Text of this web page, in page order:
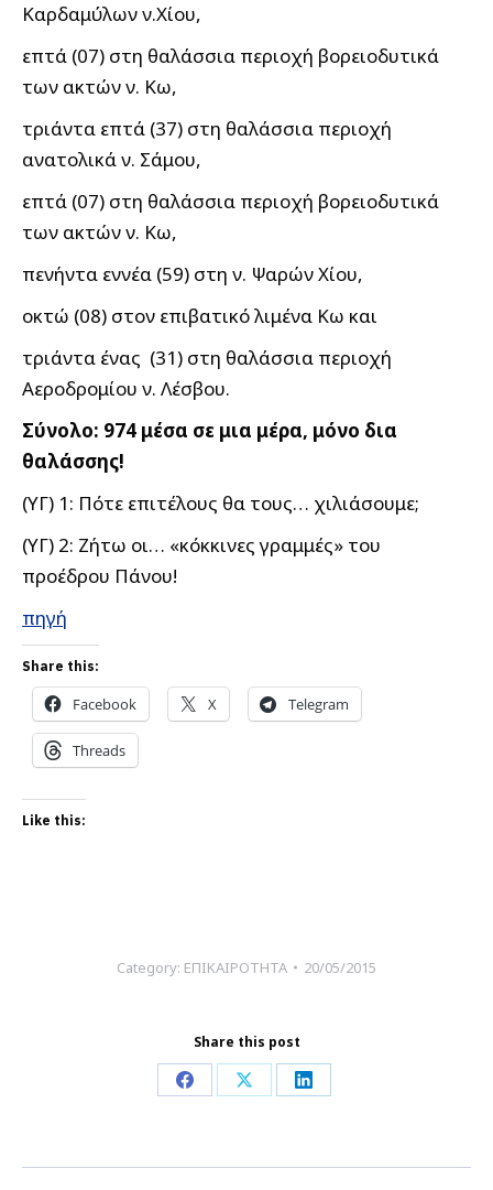
Καρδαμύλων ν.Χίου,
επτά (07) στη θαλάσσια περιοχή βορειοδυτικά
των ακτών ν. Κω,
τριάντα επτά (37) στη θαλάσσια περιοχή
ανατολικά ν. Σάμου,
επτά (07) στη θαλάσσια περιοχή βορειοδυτικά
των ακτών ν. Κω,
πενήντα εννέα (59) στη ν. Ψαρών Χίου,
οκτώ (08) στον επιβατικό λιμένα Κω και
τριάντα ένας (31) στη θαλάσσια περιοχή
Αεροδρομίου ν. Λέσβου.
Σύνολο: 974 μέσα σε μια μέρα, μόνο δια
θαλάσσης!
(ΥΓ) 1: Πότε επιτέλους θα τους… χιλιάσουμε;
(ΥΓ) 2: Ζήτω οι… «κόκκινες γραμμές» του
προέδρου Πάνου!
πηγή
Share this:
Facebook X Telegram
Threads
Like this:
Category: ΕΠΙΚΑΙΡΟΤΗΤΑ 20/05/2015
Share this post
Share
Facebook
Share
X
Share
LinkedIn